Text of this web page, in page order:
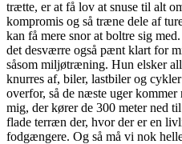
trætte, er at få lov at snuse til alt
kompromis og så træne dele af
kan få mere snor at boltre sig
det desværre også pænt klart for
såsom miljøtræning. Hun elsker
knurres af, biler, lastbiler og
overfor, så de næste uger
mig, der kører de 300 meter ned
flade terræn der, hvor der er en
fodgængere. Og så må vi nok